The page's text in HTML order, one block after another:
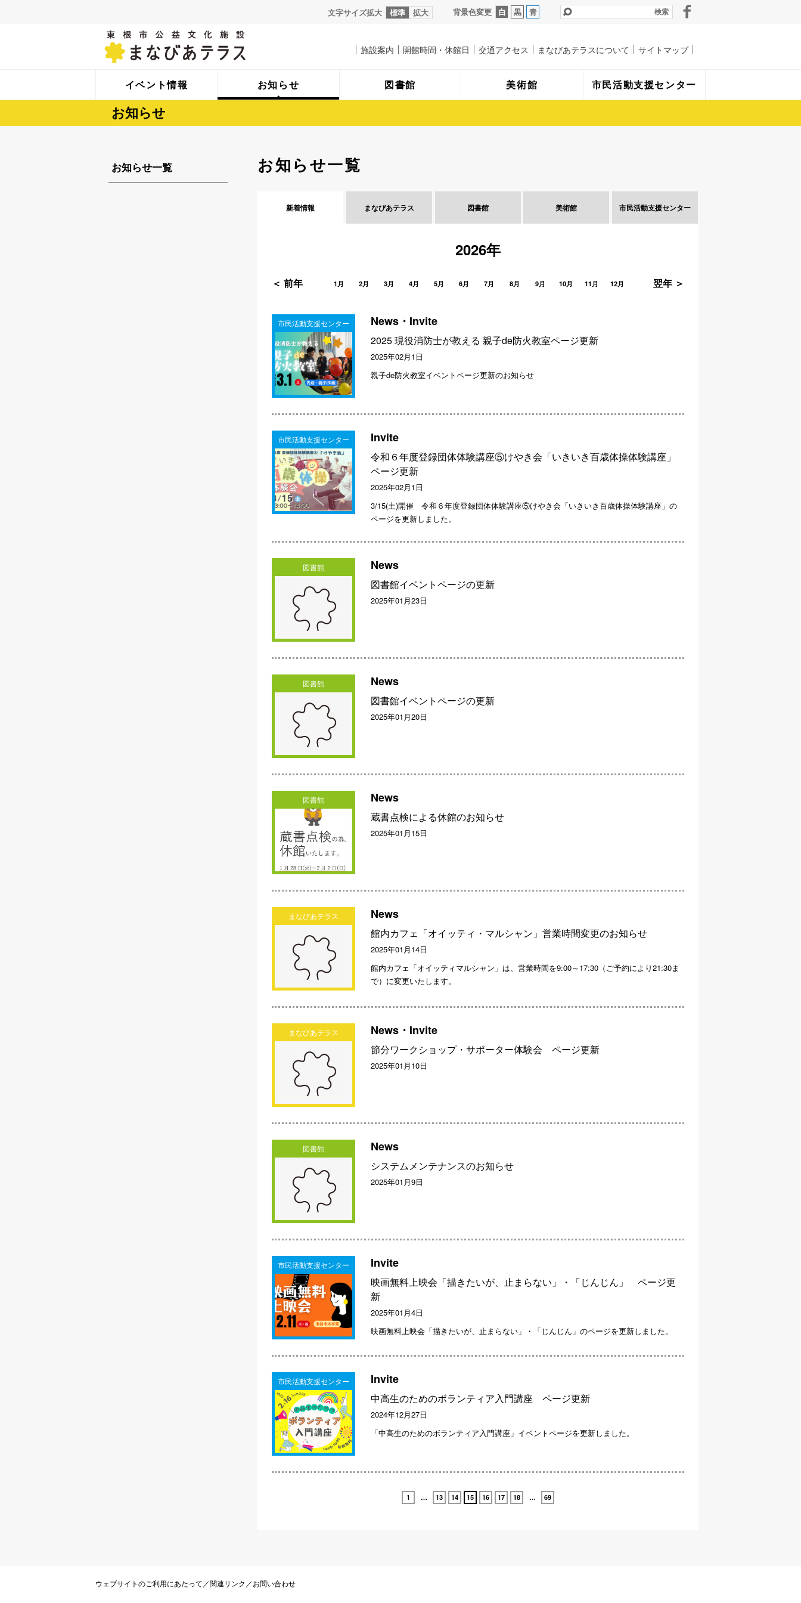
文字サイズ拡大 標準 拡大 背景色変更 白 黒 青
イベント情報 お知らせ 図書館 美術館 市民活動支援センター
施設案内 開館時間・休館日 交通アクセス まなびあテラスについて サイトマップ
お知らせ
お知らせ一覧
新着情報 まなびあテラス 図書館 美術館 市民活動支援センター
2026年
＜ 前年 翌年 ＞
1月 2月 3月 4月 5月 6月 7月 8月 9月 10月 11月 12月
市民活動支援センター News・Invite
2025 現役消防士が教える 親子de防火教室ページ更新
2025年02月1日
親子de防火教室イベントページ更新のお知らせ
市民活動支援センター Invite
令和６年度登録団体体験講座⑤けやき会「いきいき百歳体操体験講座」
ページ更新
2025年02月1日
3/15(土)開催 令和６年度登録団体体験講座⑤けやき会「いきいき百歳体操体験講座」の
ページを更新しました。
図書館 News
図書館イベントページの更新
2025年01月23日
図書館 News
図書館イベントページの更新
2025年01月20日
図書館 News
蔵書点検による休館のお知らせ
2025年01月15日
まなびあテラス News
館内カフェ「オイッティ・マルシャン」営業時間変更のお知らせ
2025年01月14日
館内カフェ「オイッティマルシャン」は、営業時間を9:00～17:30（ご予約により21:30ま
で）に変更いたします。
まなびあテラス News・Invite
節分ワークショップ・サポーター体験会 ページ更新
2025年01月10日
図書館 News
システムメンテナンスのお知らせ
2025年01月9日
市民活動支援センター Invite
映画無料上映会「描きたいが、止まらない」・「じんじん」 ページ更
新
2025年01月4日
映画無料上映会「描きたいが、止まらない」・「じんじん」のページを更新しました。
市民活動支援センター Invite
中高生のためのボランティア入門講座 ページ更新
2024年12月27日
「中高生のためのボランティア入門講座」イベントページを更新しました。
1 … 13 14 15 16 17 18 … 69
お知らせ一覧
ウェブサイトのご利用にあたって ／関連リンク ／お問い合わせ